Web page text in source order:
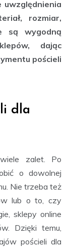
uwzględnienia
rozmiar,
są wygodną
dając
pościeli
dla
zalet. Po
o dowolnej
Nie trzeba też
lub o to, czy
sklepy online
Dzięki temu,
pościeli dla